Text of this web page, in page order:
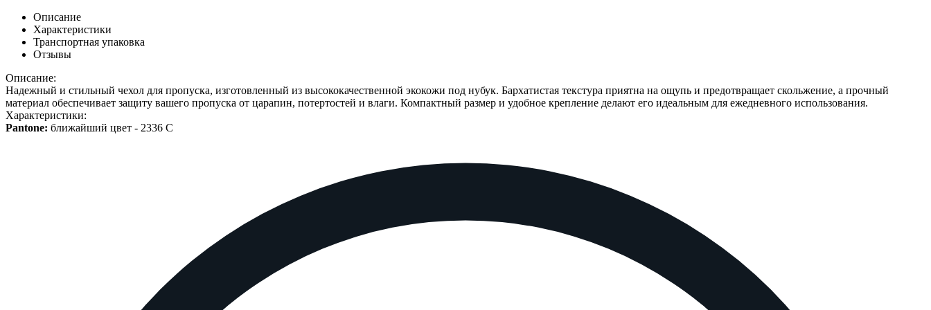
Описание
Характеристики
Транспортная упаковка
Отзывы
Описание:
Надежный и стильный чехол для пропуска, изготовленный из высококачественной экокожи под нубук. Бархатистая текстура приятна на ощупь и предотвращает скольжение, а прочный
материал обеспечивает защиту вашего пропуска от царапин, потертостей и влаги. Компактный размер и удобное крепление делают его идеальным для ежедневного использования.
Характеристики:
Pantone: ближайший цвет - 2336 C